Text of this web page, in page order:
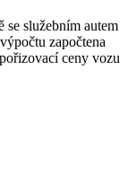
služebním autem
započtena
ceny vozu